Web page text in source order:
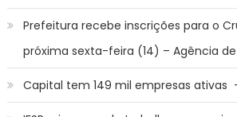
Prefeitura recebe inscrições para o
próxima sexta-feira (14) – Agência
Capital tem 149 mil empresas ativas